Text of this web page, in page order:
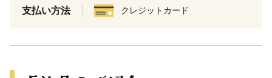
支払い方法 クレジットカード